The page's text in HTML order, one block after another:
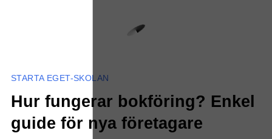
STARTA EGET-SKOLAN
Hur fungerar bokföring? Enkel
guide för nya företagare